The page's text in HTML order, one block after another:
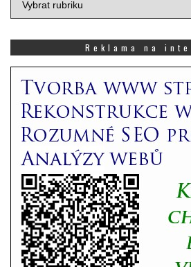
si,
zajímá
Reklama na